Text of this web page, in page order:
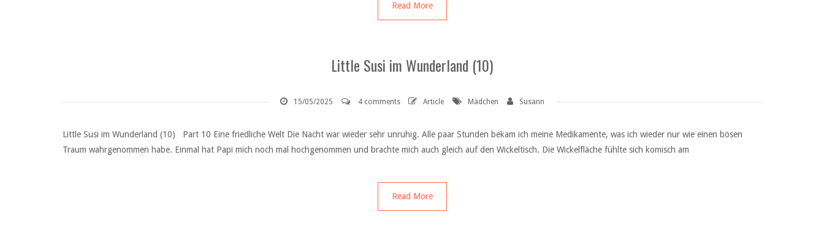
Read More
Little Susi im Wunderland (10)
15/05/2025 4 comments Article Mädchen Susann
Little Susi im Wunderland (10) Part 10 Eine friedliche Welt Die Nacht war wieder sehr unruhig. Alle paar Stunden bekam ich meine Medikamente, was ich wieder nur wie einen bösen
Traum wahrgenommen habe. Einmal hat Papi mich noch mal hochgenommen und brachte mich auch gleich auf den Wickeltisch. Die Wickelfläche fühlte sich komisch am
Read More